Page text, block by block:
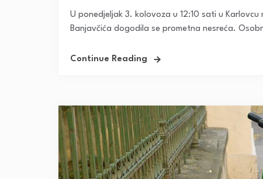
U ponedjeljak 3. kolovoza u 12:10 sati u
Banjavčića dogodila se prometna nesreća.
Continue Reading